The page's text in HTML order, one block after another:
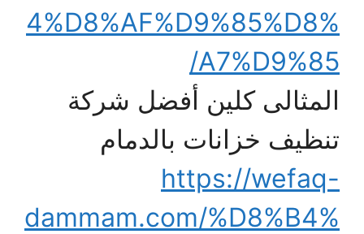
4%D8%AF%D9%85%D8%
A7%D9%85/
المثالى كلين أفضل شركة
تنظيف خزانات بالدمام
https://wefaq-
dammam.com/%D8%B4%